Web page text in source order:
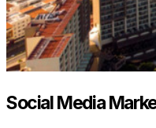
Social Media